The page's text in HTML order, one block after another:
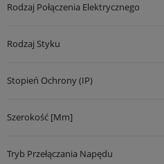
Rodzaj Połączenia Elektrycznego
Rodzaj Styku
Stopień Ochrony (IP)
Szerokość [mm]
Tryb Przełączania Napędu